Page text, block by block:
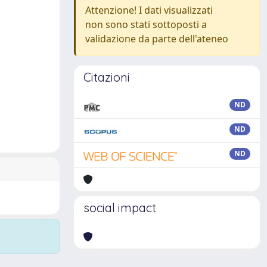
Attenzione! I dati visualizzati
non sono stati sottoposti a
validazione da parte dell'ateneo
Citazioni
ND
ND
ND
social impact